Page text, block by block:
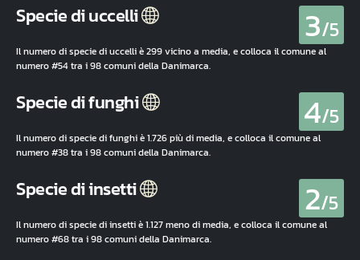
Specie di uccelli 3/5
Il numero di specie di uccelli è 299 vicino a media, e colloca il comune al
numero #54 tra i 98 comuni della Danimarca.
Specie di funghi 4/5
Il numero di specie di funghi è 1.726 più di media, e colloca il comune al
numero #38 tra i 98 comuni della Danimarca.
Specie di insetti 2/5
Il numero di specie di insetti è 1.127 meno di media, e colloca il comune al
numero #68 tra i 98 comuni della Danimarca.